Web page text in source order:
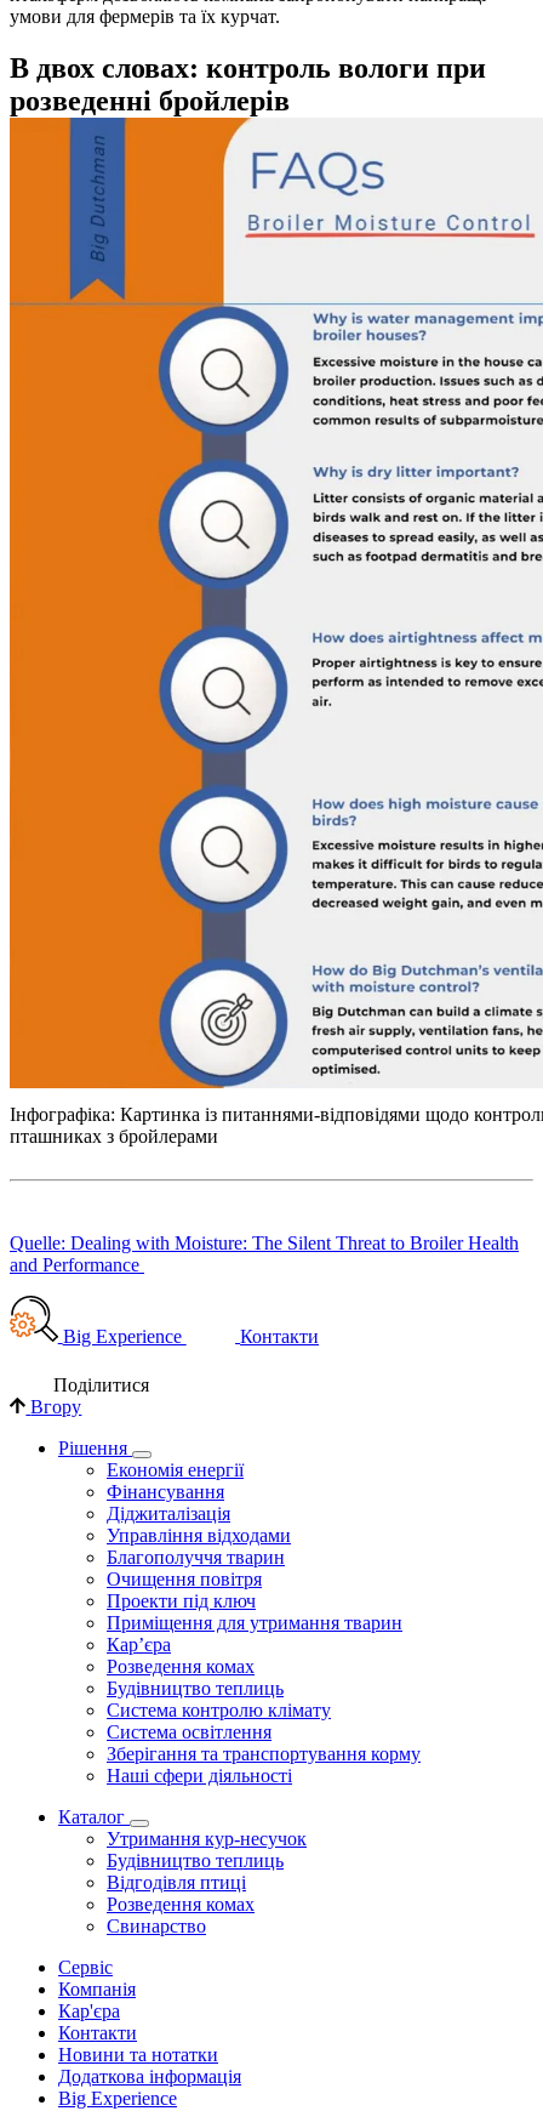
умови для фермерів та їх курчат.
В двох словах: контроль вологи при
розведенні бройлерів
Інфографіка: Картинка із питаннями-відповідями щодо
пташниках з бройлерами
Quelle: Dealing with Moisture: The Silent Threat to Broiler Health
and Performance
Big Experience Контакти
Поділи­тися
Вгору
Рішення
Економія енергії
Фінансування
Діджиталізація
Управління відходами
Благополуччя тварин
Очищення повітря
Проекти під ключ
Приміщення для утримання тварин
Кар’єра
Розведення комах
Будівництво теплиць
Система контролю клімату
Система освітлення
Зберігання та транспортування корму
Наші сфери діяльності
Каталог
Утримання кур-несучок
Будівництво теплиць
Відгодівля птиці
Розведення комах
Свинарство
Сервіс
Компанія
Кар'єра
Контакти
Новини та нотатки
Додаткова інформація
Big Experience